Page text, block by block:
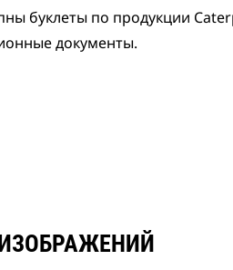
буклеты по продукции
документы.